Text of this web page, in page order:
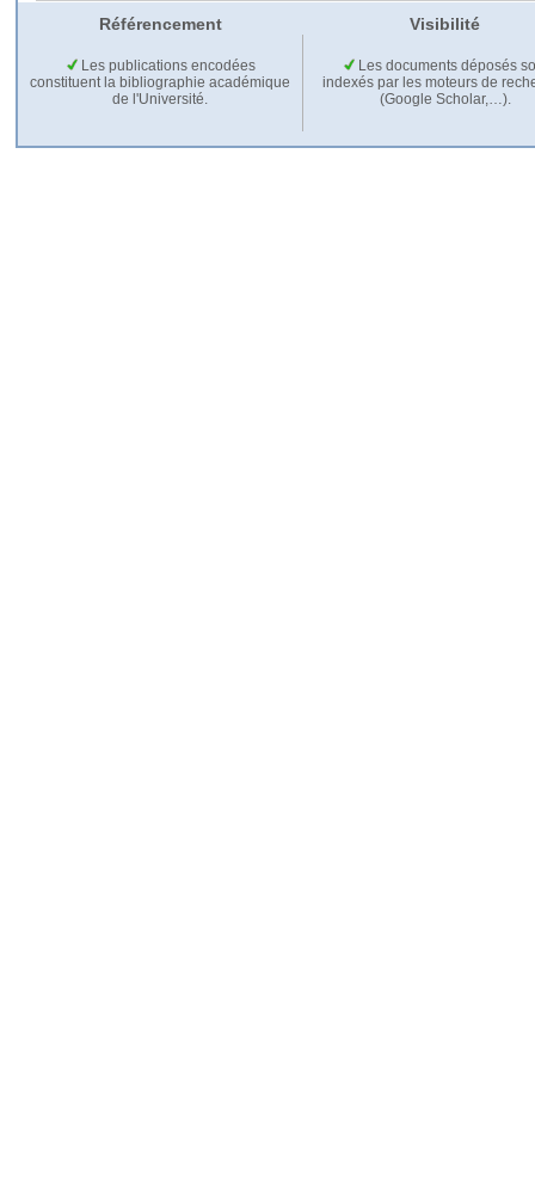
Référencement Visibilité
Les publications encodées
constituent la bibliographie académique
de l'Université.
Les documents déposés
indexés par les moteurs de
(Google Scholar,…).